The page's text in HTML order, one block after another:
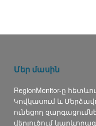
Մեր մասին
RegionMonitor-ը
Կովկասում և
ունեցող
վերլուծում